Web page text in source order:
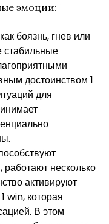
эмоции:
боязнь, гнев или
стабильные
достоинством 1
для
несколько
активируют
win, которая
В этом